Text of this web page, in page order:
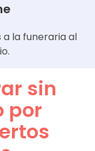
a la funeraria al
sin
por